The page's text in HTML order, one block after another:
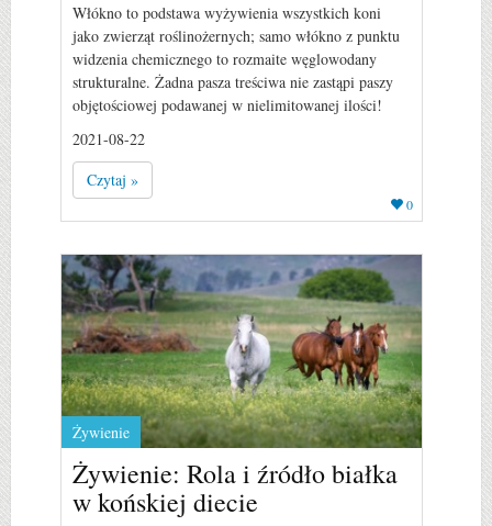
Włókno to podstawa wyżywienia wszystkich koni
jako zwierząt roślinożernych; samo włókno z punktu
widzenia chemicznego to rozmaite węglowodany
strukturalne. Żadna pasza treściwa nie zastąpi paszy
objętościowej podawanej w nielimitowanej ilości!
2021-08-22
Czytaj »
0
Żywienie
Żywienie: Rola i źródło białka
w końskiej diecie